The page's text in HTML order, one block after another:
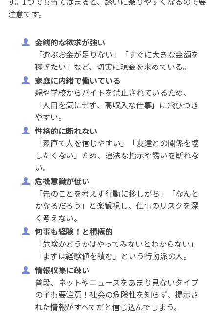
注意です。
金銭的な欲求が強い
「遊ぶお金が足りない」「すぐに大きな金額を
稼ぎたい」など、切実に現金を求めている。
家庭に内緒で働いている
親や学校からバイトを禁止されているため、
「人目を気にせず、高収入な仕事」に飛びつき
やすい。
性格的に断れない
「素直で人を信じやすい」「友達との関係を壊
したくない」ため、違法な指示や誘いを断れな
い。
危機意識が低い
「先のことを考えず行動に移しがち」「なんと
かなるだろう」と楽観視し、仕事のリスクを深
く考えない。
何事も経験！と積極的
「危険かどうかはやってみないとわからない」
「まずは経験値を積む」という行動派の人。
情報収集に疎い
普段、ネットやニュースをあまり見ないタイプ
の子も要注意！社会の危険性を知らず、提示さ
れた情報がすべてだと信じ込んでしまう。